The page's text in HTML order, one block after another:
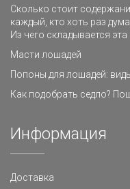
Сколько стоит
каждый, кто хоть раз
Из чего складывается
Масти лошадей
Попоны для лошадей:
Как подобрать седло?
Информация
Доставка